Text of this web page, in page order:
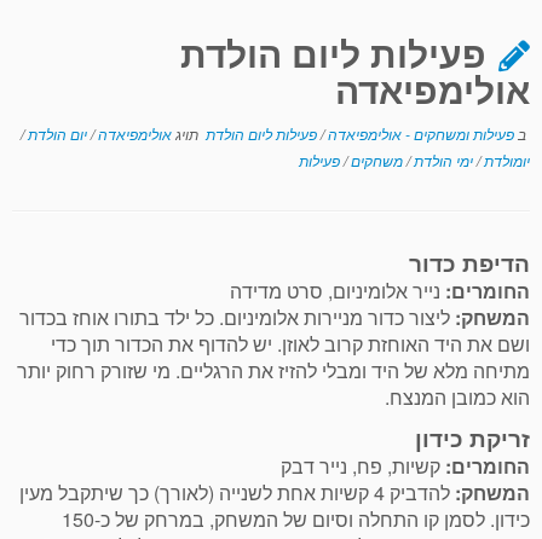
פעילות ליום הולדת
אולימפיאדה
ב פעילות ומשחקים - אולימפיאדה/פעילות ליום הולדת תויגאולימפיאדה/יום הולדת/
יומולדת/ימי הולדת/משחקים/פעילות
הדיפת כדור
החומרים: נייר אלומיניום, סרט מדידה
המשחק: ליצור כדור מניירות אלומיניום. כל ילד בתורו אוחז בכדור
ושם את היד האוחזת קרוב לאוזן. יש להדוף את הכדור תוך כדי
מתיחה מלא של היד ומבלי להזיז את הרגליים. מי שזורק רחוק יותר
הוא כמובן המנצח.
זריקת כידון
החומרים: קשיות, פח, נייר דבק
המשחק:
להדביק 4 קשיות אחת לשנייה (לאורך) כך שיתקבל מעין
כידון. לסמן קו התחלה וסיום של המשחק, במרחק של כ-150